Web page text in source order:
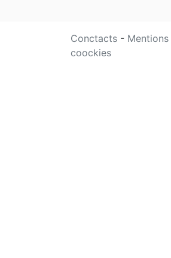
Conctacts -
coockies